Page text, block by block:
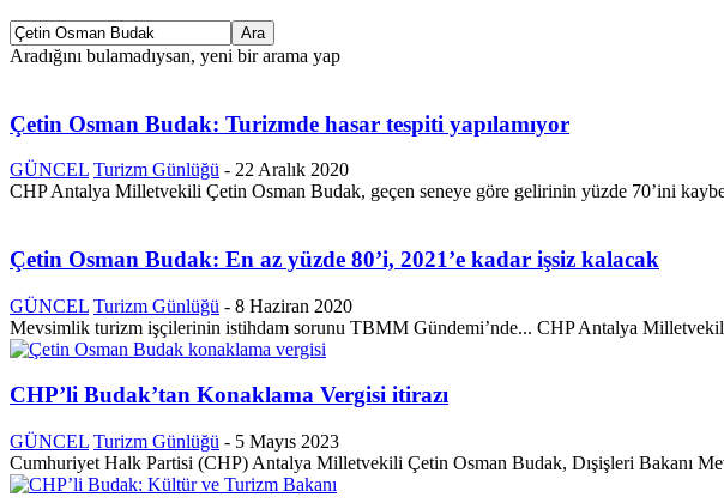
Aradığını bulamadıysan, yeni bir arama yap
Çetin Osman Budak: Turizmde hasar tespiti yapılamıyor
GÜNCEL Turizm Günlüğü - 22 Aralık 2020
CHP Antalya Milletvekili Çetin Osman Budak, geçen seneye göre gelirinin yüzde 70’ini
Çetin Osman Budak: En az yüzde 80’i, 2021’e kadar işsiz kalacak
GÜNCEL Turizm Günlüğü - 8 Haziran 2020
Mevsimlik turizm işçilerinin istihdam sorunu TBMM Gündemi’nde... CHP Antalya
CHP’li Budak’tan Konaklama Vergisi itirazı
GÜNCEL Turizm Günlüğü - 5 Mayıs 2023
Cumhuriyet Halk Partisi (CHP) Antalya Milletvekili Çetin Osman Budak, Dışişleri Bakanı